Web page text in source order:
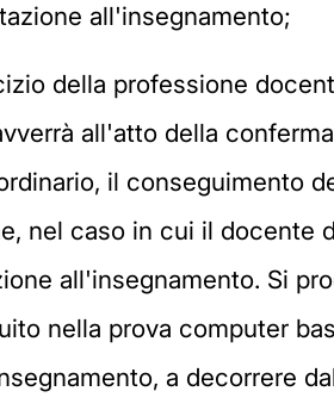
all'insegnamento;
della professione
all'atto della
il conseguimento
nel caso in cui il docente
all'insegnamento. Si
nella prova computer
a decorrere